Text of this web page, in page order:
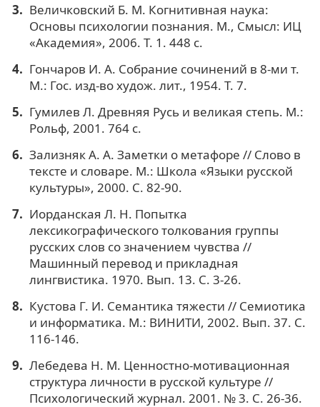
Величковский Б. М. Когнитивная наука:
Основы психологии познания. М., Смысл: ИЦ
«Академия», 2006. Т. 1. 448 с.
Гончаров И. А. Собрание сочинений в 8-ми т.
М.: Гос. изд-во худож. лит., 1954. Т. 7.
Гумилев Л. Древняя Русь и великая степь. М.:
Рольф, 2001. 764 с.
Зализняк А. А. Заметки о метафоре // Слово в
тексте и словаре. М.: Школа «Языки русской
культуры», 2000. С. 82-90.
Иорданская Л. Н. Попытка
лексикографического толкования группы
русских слов со значением чувства //
Машинный перевод и прикладная
лингвистика. 1970. Вып. 13. С. 3-26.
Кустова Г. И. Семантика тяжести // Семиотика
и информатика. М.: ВИНИТИ, 2002. Вып. 37. С.
116-146.
Лебедева Н. М. Ценностно-мотивационная
структура личности в русской культуре //
Психологический журнал. 2001. № 3. С. 26-36.